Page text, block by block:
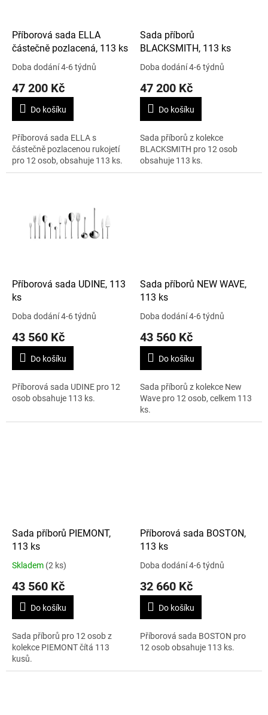
Příborová sada ELLA
částečně pozlacená, 113 ks
Doba dodání 4-6 týdnů
47 200 Kč
Do košíku
Příborová sada ELLA s
částečně pozlacenou rukojetí
pro 12 osob, obsahuje 113 ks.
Sada příborů
BLACKSMITH, 113 ks
Doba dodání 4-6 týdnů
47 200 Kč
Do košíku
Sada příborů z kolekce
BLACKSMITH pro 12 osob
obsahuje 113 ks.
Příborová sada UDINE, 113
ks
Doba dodání 4-6 týdnů
43 560 Kč
Do košíku
Příborová sada UDINE pro 12
osob obsahuje 113 ks.
Sada příborů NEW WAVE,
113 ks
Doba dodání 4-6 týdnů
43 560 Kč
Do košíku
Sada příborů z kolekce New
Wave pro 12 osob, celkem 113
ks.
Sada příborů PIEMONT,
113 ks
Skladem (2 ks)
43 560 Kč
Do košíku
Sada příborů pro 12 osob z
kolekce PIEMONT čítá 113
kusů.
Příborová sada BOSTON,
113 ks
Doba dodání 4-6 týdnů
32 660 Kč
Do košíku
Příborová sada BOSTON pro
12 osob obsahuje 113 ks.